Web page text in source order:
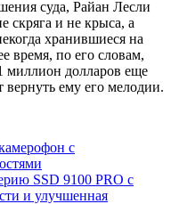
суда, Райан Лесли
скряга и не крыса, а
хранившиеся на
время, по его словам,
миллион долларов еще
вернуть ему его мелодии.
с
SSD 9100 PRO с
и улучшенная